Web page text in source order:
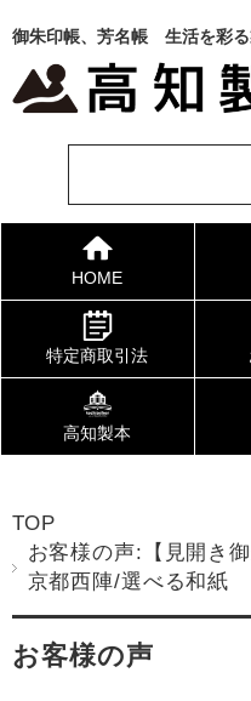
御朱印帳、芳名帳 生活を彩る
HOME
特定商取引法
高知製本
TOP
お客様の声:【見開き
京都西陣/選べる和紙
お客様の声